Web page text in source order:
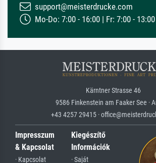
support@meisterdrucke.com
Mo-Do: 7:00 - 16:00 | Fr: 7:00 - 13:00
Kärntner Strasse 46
9586 Finkenstein am Faaker See ·
+43 4257 29415 ·
Impresszum
& Kapcsolat
· Kapcsolat
Kiegészítő
Információk
· Saját